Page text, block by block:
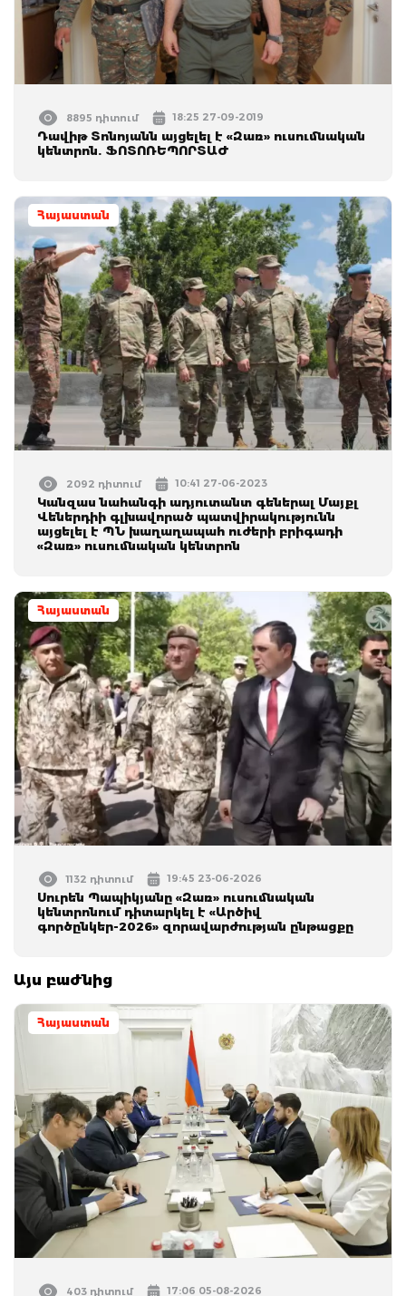
8895 դիտում 18:25 27-09-2019
Դավիթ Տոնոյանն այցելել է «Զառ» ուսումնական
կենտրոն. ՖՈՏՈՌԵՊՈՐՏԱԺ
Հայաստան
2092 դիտում 10:41 27-06-2023
Կանզաս նահանգի ադյուտանտ գեներալ Մայքլ
Վեներդիի գլխավորած պատվիրակությունն
այցելել է ՊՆ խաղաղապահ ուժերի բրիգադի
«Զառ» ուսումնական կենտրոն
Հայաստան
1132 դիտում 19:45 23-06-2026
Սուրեն Պապիկյանը «Զառ» ուսումնական
կենտրոնում դիտարկել է «Արծիվ
գործընկեր-2026» զnրավարժության ընթացքը
Այս բաժնից
Հայաստան
403 դիտում 17:06 05-08-2026